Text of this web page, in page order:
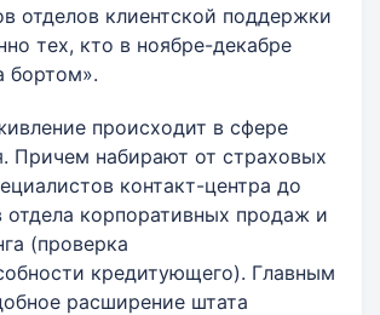
отделов клиентской поддержки
тех, кто в ноябре-декабре
бортом».
происходит в сфере
Причем набирают от страховых
контакт-центра до
отдела корпоративных продаж и
(проверка
кредитующего). Главным
расширение штата